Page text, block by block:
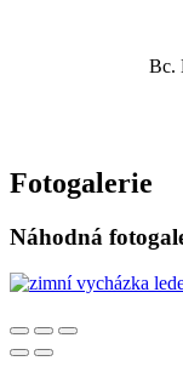
Bc.
Fotogalerie
Náhodná